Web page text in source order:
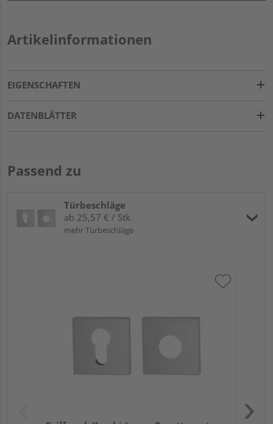
Artikelinformationen
EIGENSCHAFTEN
DATENBLÄTTER
Passend zu
Türbeschläge
ab 25,57 € / Stk.
mehr Türbeschläge